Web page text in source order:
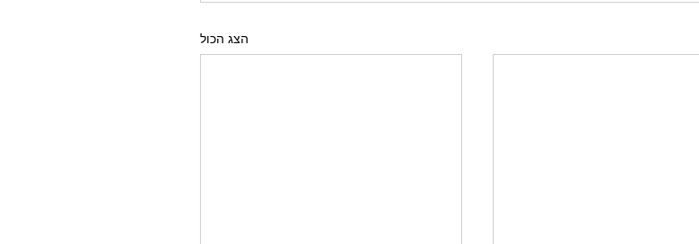
הצג הכול